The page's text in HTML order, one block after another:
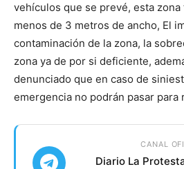
vehículos que se prevé, esta
menos de 3 metros de ancho, El
contaminación de la zona, la
zona ya de por si deficiente,
denunciado que en caso de
emergencia no podrán pasar para
CANAL
Diario La